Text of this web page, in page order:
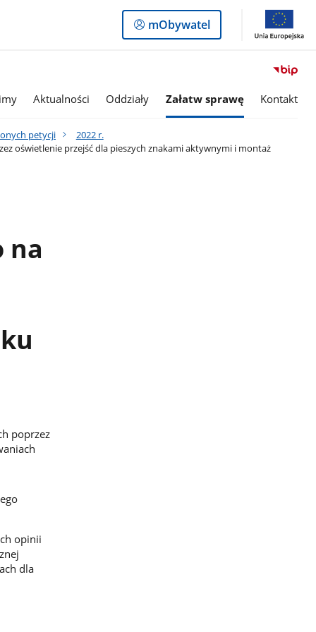
Logowanie
do
mObywatel
Aktualności Oddziały Załatw sprawę Kontakt
petycji
2022 r.
oświetlenie przejść dla pieszych znakami aktywnymi i montaż
na
poprzez
opinii
dla